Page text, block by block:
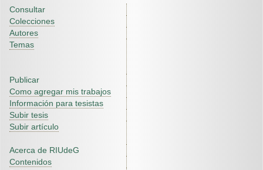
Consultar
Colecciones
Autores
Temas
Publicar
Como agregar mis trabajos
Información para tesistas
Subir tesis
Subir artículo
Acerca de RIUdeG
Contenidos